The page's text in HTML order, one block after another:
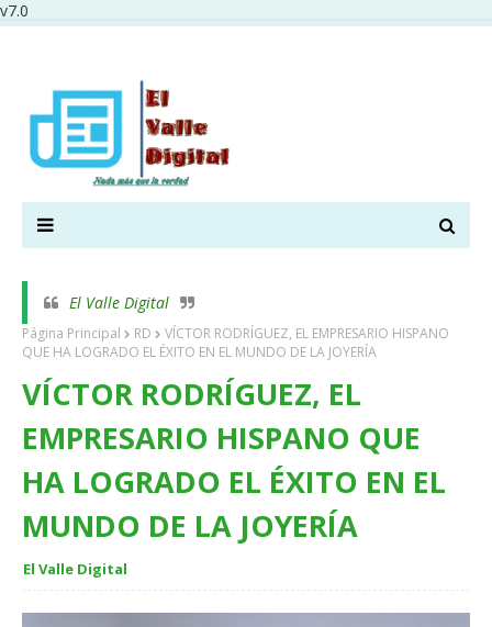
v7.0
El Valle Digital
Página Principal RD
VÍCTOR RODRÍGUEZ, EL EMPRESARIO HISPANO
QUE HA LOGRADO EL ÉXITO EN EL MUNDO DE LA JOYERÍA
VÍCTOR RODRÍGUEZ, EL
EMPRESARIO HISPANO QUE
HA LOGRADO EL ÉXITO EN EL
MUNDO DE LA JOYERÍA
El Valle Digital